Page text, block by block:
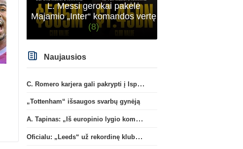
L. Messi gerokai pakėlė
Majamio „Inter“ komandos vertę
(8)
Naujausios
C. Romero karjera gali pakrypti į Ispaniją
„Tottenham“ išsaugos svarbų gynėją
A. Tapinas: „Iš europinio lygio komandos gavom gerų pamokų“
Oficialu: „Leeds“ už rekordinę klubui sumą įsigijo Anglijos rinktinės vartininką